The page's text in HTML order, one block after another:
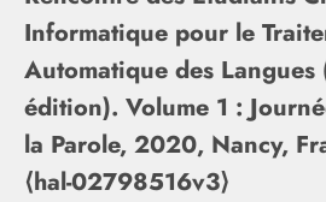
Informatique pour le
Automatique des Langues
édition). Volume 1 :
la Parole, 2020, Nancy,
⟨hal-02798516v3⟩